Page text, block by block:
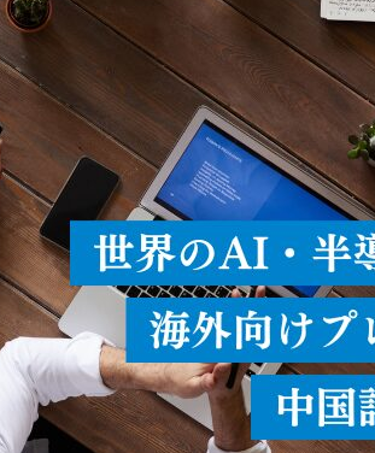
ーマルモード、長
替えて使用するこ
、単一のデバイス
。遠距離まで届く
ャ […]